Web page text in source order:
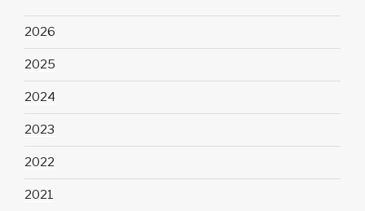
2026
2025
2024
2023
2022
2021